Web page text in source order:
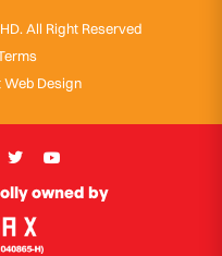
All Right Reserved
Web Design
owned by